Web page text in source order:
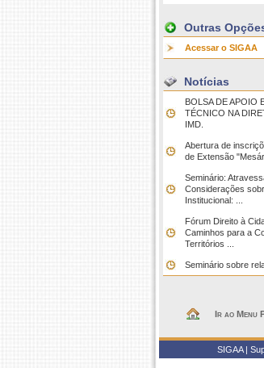
Outras
Acessar o SIGAA
Notícias
BOLSA DE APOIO
TÉCNICO NA
IMD.
Abertura de
de Extensão
Seminário:
Considerações
Institucional: ...
Fórum Direito à
Caminhos para a
Territórios ...
Seminário sobre
Ir ao Menu
SIGAA |